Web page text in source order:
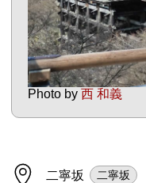
Photo by 西 和義
二寧坂 二寧坂